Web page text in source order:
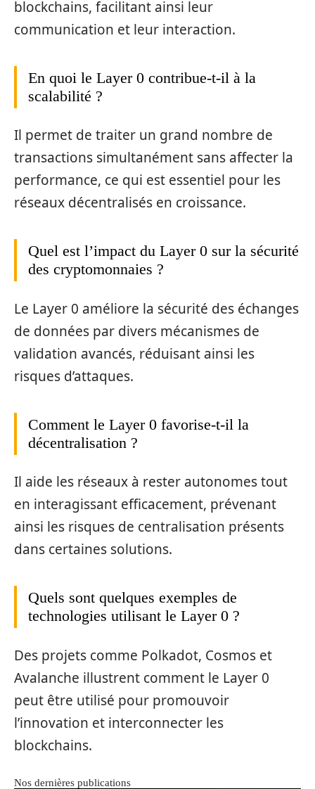
blockchains, facilitant ainsi leur
communication et leur interaction.
En quoi le Layer 0 contribue-t-il à la
scalabilité ?
Il permet de traiter un grand nombre de
transactions simultanément sans affecter la
performance, ce qui est essentiel pour les
réseaux décentralisés en croissance.
Quel est l’impact du Layer 0 sur la sécurité
des cryptomonnaies ?
Le Layer 0 améliore la sécurité des échanges
de données par divers mécanismes de
validation avancés, réduisant ainsi les
risques d’attaques.
Comment le Layer 0 favorise-t-il la
décentralisation ?
Il aide les réseaux à rester autonomes tout
en interagissant efficacement, prévenant
ainsi les risques de centralisation présents
dans certaines solutions.
Quels sont quelques exemples de
technologies utilisant le Layer 0 ?
Des projets comme Polkadot, Cosmos et
Avalanche illustrent comment le Layer 0
peut être utilisé pour promouvoir
l’innovation et interconnecter les
blockchains.
Nos dernières publications